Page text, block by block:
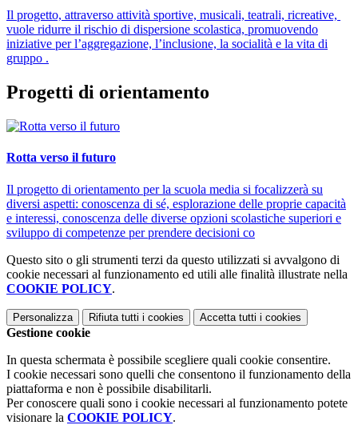
Il progetto, attraverso attività sportive, musicali, teatrali, ricreative,
vuole ridurre il rischio di dispersione scolastica, promuovendo
iniziative per l’aggregazione, l’inclusione, la socialità e la vita di
gruppo .
Progetti di orientamento
Rotta verso il futuro
Il progetto di orientamento per la scuola media si focalizzerà su
diversi aspetti: conoscenza di sé, esplorazione delle proprie capacità
e interessi, conoscenza delle diverse opzioni scolastiche superiori e
sviluppo di competenze per prendere decisioni co
Questo sito o gli strumenti terzi da questo utilizzati si avvalgono di
cookie necessari al funzionamento ed utili alle finalità illustrate nella
COOKIE POLICY.
Personalizza Rifiuta tutti i cookies Accetta tutti i cookies
Gestione cookie
In questa schermata è possibile scegliere quali cookie consentire.
I cookie necessari sono quelli che consentono il funzionamento della
piattaforma e non è possibile disabilitarli.
Per conoscere quali sono i cookie necessari al funzionamento potete
visionare la COOKIE POLICY.